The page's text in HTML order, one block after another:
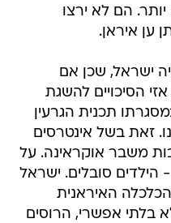
יותר. הם לא ירצו
ען איראן.
ישראל, שכן אם
הסיכויים להשגת
תכנית הגרעין
זאת בשל אינטרסים
משבר אוקראינה. על
הילדים סובלים. ישראל
האיראנית
בלתי אפשרי, הרוסים